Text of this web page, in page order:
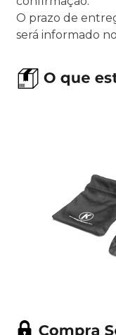
O prazo de
será informado